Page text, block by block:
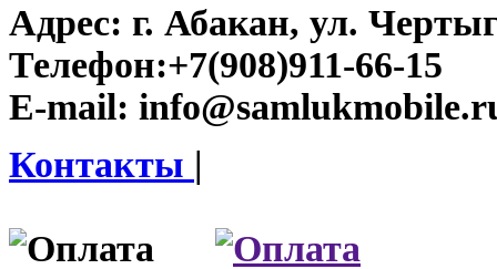
Адрес: г. Абакан, ул.
Телефон:+7(908)911-66-15
E-mail:
Контакты |